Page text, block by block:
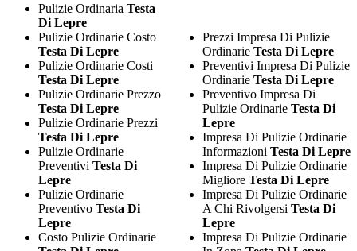
Pulizie Ordinaria Testa
Di Lepre
Pulizie Ordinarie Costo
Testa Di Lepre
Pulizie Ordinarie Costi
Testa Di Lepre
Pulizie Ordinarie Prezzo
Testa Di Lepre
Pulizie Ordinarie Prezzi
Testa Di Lepre
Pulizie Ordinarie
Preventivi Testa Di
Lepre
Pulizie Ordinarie
Preventivo Testa Di
Lepre
Costo Pulizie Ordinarie
Prezzi Impresa Di Pulizie
Ordinarie Testa Di Lepre
Preventivi Impresa Di Pulizie
Ordinarie Testa Di Lepre
Preventivo Impresa Di
Pulizie Ordinarie Testa Di
Lepre
Impresa Di Pulizie Ordinarie
Informazioni Testa Di Lepre
Impresa Di Pulizie Ordinarie
Migliore Testa Di Lepre
Impresa Di Pulizie Ordinarie
A Chi Rivolgersi Testa Di
Lepre
Impresa Di Pulizie Ordinarie